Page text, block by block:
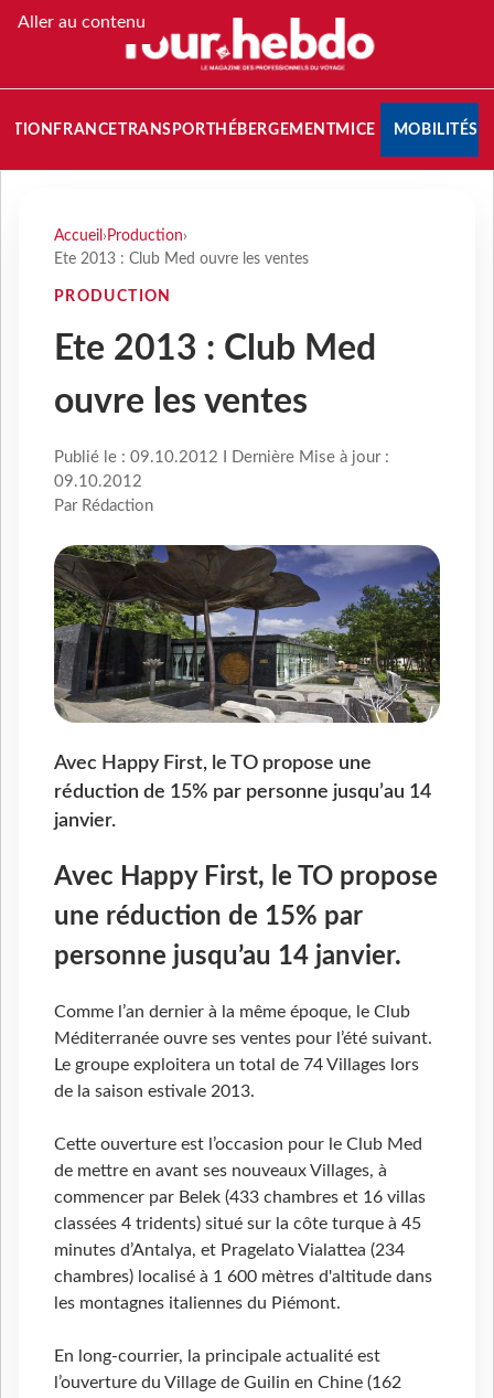
Aller au contenu
FRANCETRANSPORT HÉBERGEMENTMICE MOBILITÉS
Accueil › Production›
Ete 2013 : Club Med ouvre les ventes
PRODUCTION
Ete 2013 : Club Med
ouvre les ventes
Publié le : 09.10.2012 I Dernière Mise à jour :
09.10.2012
Par Rédaction
Avec Happy First, le TO propose une
réduction de 15% par personne jusqu’au 14
janvier.
Avec Happy First, le TO propose
une réduction de 15% par
personne jusqu’au 14 janvier.
Comme l’an dernier à la même époque, le Club
Méditerranée ouvre ses ventes pour l’été suivant.
Le groupe exploitera un total de 74 Villages lors
de la saison estivale 2013.
Cette ouverture est l’occasion pour le Club Med
de mettre en avant ses nouveaux Villages, à
commencer par Belek (433 chambres et 16 villas
classées 4 tridents) situé sur la côte turque à 45
minutes d’Antalya, et Pragelato Vialattea (234
chambres) localisé à 1 600 mètres d'altitude dans
les montagnes italiennes du Piémont.
En long-courrier, la principale actualité est
l’ouverture du Village de Guilin en Chine (162